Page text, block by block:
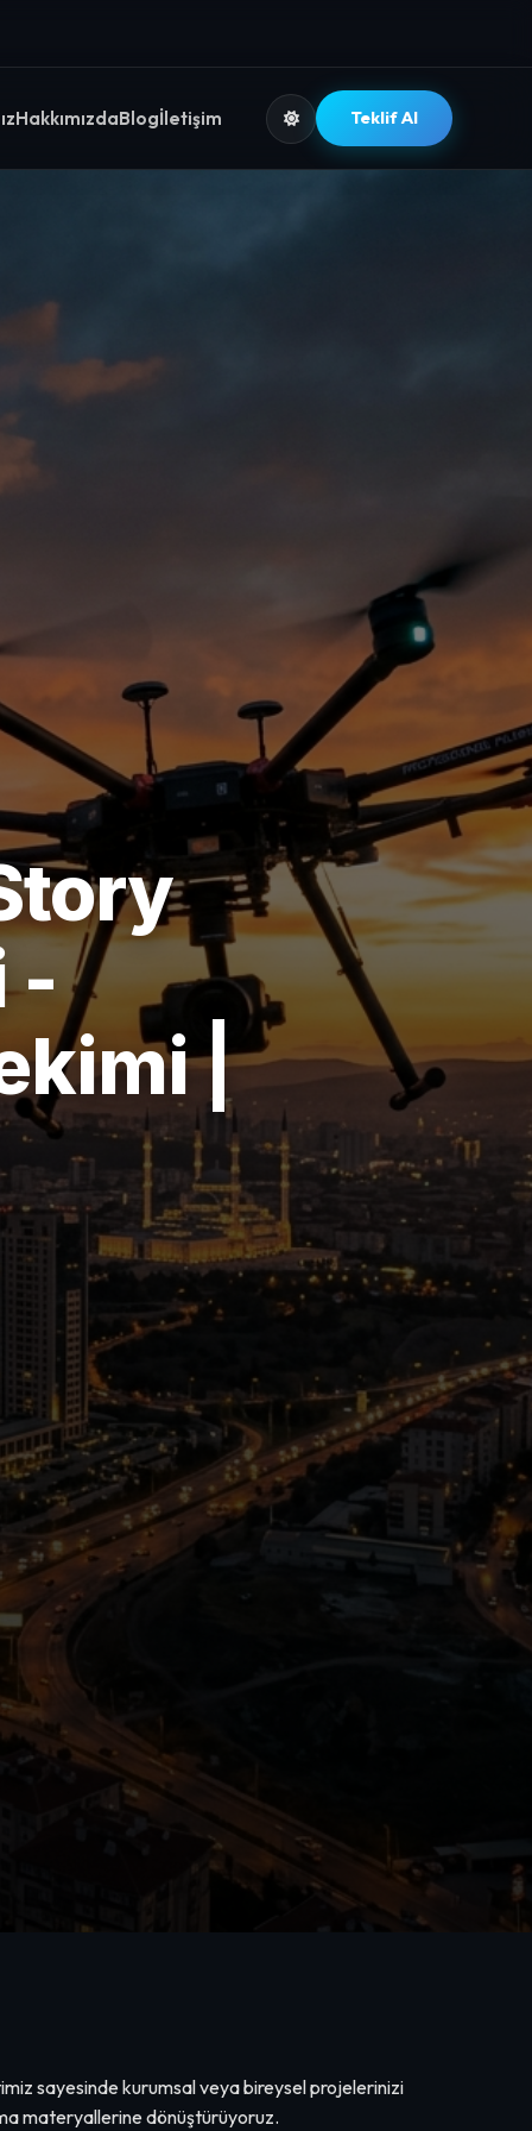
HakkımızdaBlogİletişim Teklif Al
-
|
sayesinde kurumsal veya bireysel projelerinizi
materyallerine dönüştürüyoruz.